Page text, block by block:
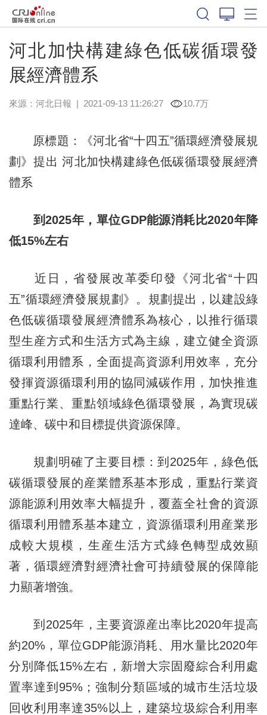
河北加快構建綠色低碳循環發
展經濟體系
來源： 河北日報 | 2021-09-13 11:26:27 10.7万
原標題：《河北省“十四五”循環經濟發展規
劃》提出 河北加快構建綠色低碳循環發展經濟
體系
到2025年，單位GDP能源消耗比2020年降
低15%左右
近日，省發展改革委印發《河北省“十四
五”循環經濟發展規劃》。規劃提出，以建設綠
色低碳循環發展經濟體系為核心，以推行循環
型生産方式和生活方式為主線，建立健全資源
循環利用體系，全面提高資源利用效率，充分
發揮資源循環利用的協同減碳作用，加快推進
重點行業、重點領域綠色循環發展，為實現碳
達峰、碳中和目標提供資源保障。
規劃明確了主要目標：到2025年，綠色低
碳循環發展的産業體系基本形成，重點行業資
源能源利用效率大幅提升，覆蓋全社會的資源
循環利用體系基本建立，資源循環利用産業形
成較大規模，生産生活方式綠色轉型成效顯
著，循環經濟對經濟社會可持續發展的保障能
力顯著增強。
到2025年，主要資源産出率比2020年提高
約20%，單位GDP能源消耗、用水量比2020年
分別降低15%左右，新增大宗固廢綜合利用處
置率達到95%；強制分類區域的城市生活垃圾
回收利用率達35%以上，建築垃圾綜合利用率